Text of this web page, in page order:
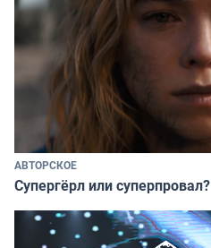
АВТОРСКОЕ
Супергёрл или суперпровал?